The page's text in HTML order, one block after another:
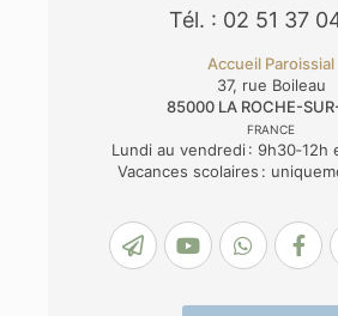
Tél. : 02 51 37
Accueil Paroissial
37, rue Boileau
85000 LA ROCHE-
FRANCE
Lundi au vendredi : 9h30‑12h
Vacances scolaires :